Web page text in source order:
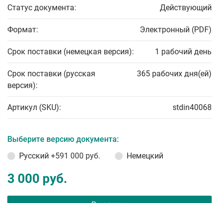
Статус документа: Действующий
Формат: Электронный (PDF)
Срок поставки (немецкая версия): 1 рабочий день
Срок поставки (русская
версия):
365 рабочих дня(ей)
Артикул (SKU): stdin40068
Выберите версию документа:
Русский +591 000 руб. Немецкий
3 000 руб.